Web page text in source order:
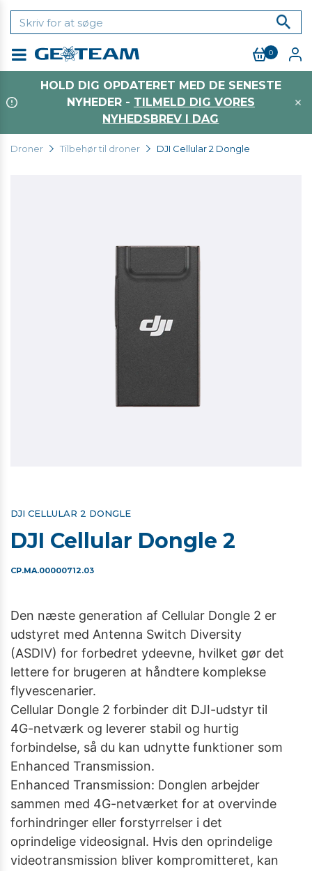
0
HOLD DIG OPDATERET MED DE SENESTE
NYHEDER - TILMELD DIG VORES
NYHEDSBREV I DAG
Droner Tilbehør til droner DJI Cellular 2 Dongle
DJI CELLULAR 2 DONGLE
DJI Cellular Dongle 2
CP.MA.00000712.03
Den næste generation af Cellular Dongle 2 er
udstyret med Antenna Switch Diversity
(ASDIV) for forbedret ydeevne, hvilket gør det
lettere for brugeren at håndtere komplekse
flyvescenarier.
Cellular Dongle 2 forbinder dit DJI-udstyr til
4G-netværk og leverer stabil og hurtig
forbindelse, så du kan udnytte funktioner som
Enhanced Transmission.
Enhanced Transmission: Donglen arbejder
sammen med 4G-netværket for at overvinde
forhindringer eller forstyrrelser i det
oprindelige videosignal. Hvis den oprindelige
videotransmission bliver kompromitteret, kan